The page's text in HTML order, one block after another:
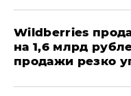
​Wildberries
на 1,6 млрд
продажи резко